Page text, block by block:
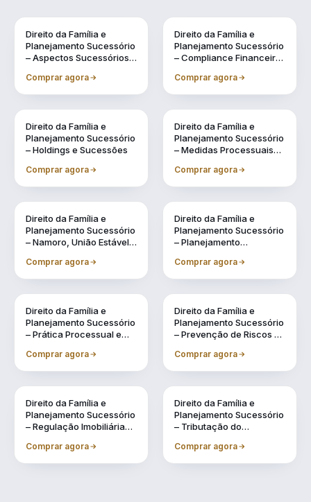
Direito da Família e
Planejamento Sucessório
– Aspectos Sucessórios
Comprar agora
Direito da Família e
Planejamento Sucessório
– Compliance Financeiro
Familiar
Comprar agora
Direito da Família e
Planejamento Sucessório
– Holdings e Sucessões
Comprar agora
Direito da Família e
Planejamento Sucessório
– Medidas Processuais
Comprar agora
Direito da Família e
Planejamento Sucessório
– Namoro, União Estável e
Possibilidades
Comprar agora
Direito da Família e
Planejamento Sucessório
– Planejamento
Comprar agora
Direito da Família e
Planejamento Sucessório
– Prática Processual e
Sucessão, Inventários e
Testamentos
Comprar agora
Direito da Família e
Planejamento Sucessório
– Prevenção de Riscos na
Lavagem de Dinheiro
Comprar agora
Direito da Família e
Planejamento Sucessório
– Regulação Imobiliária
Comprar agora
Direito da Família e
Planejamento Sucessório
– Tributação do
Sucessão
Comprar agora